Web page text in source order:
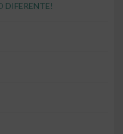
DIFERENTE!